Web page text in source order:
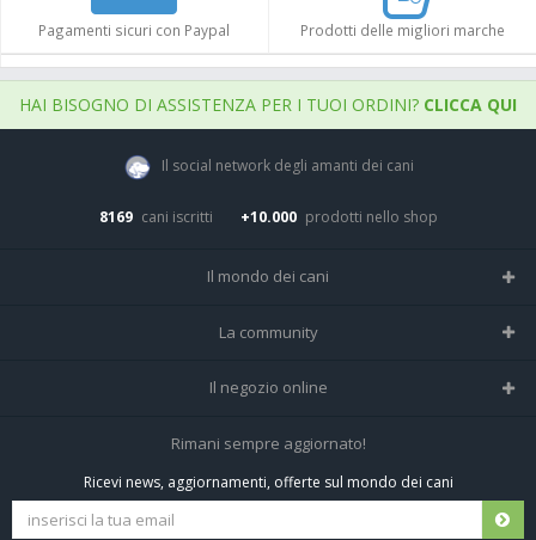
Pagamenti sicuri con Paypal Prodotti delle migliori marche
HAI BISOGNO DI ASSISTENZA PER I TUOI ORDINI? CLICCA QUI
Il social network degli amanti dei cani
8169 cani iscritti +10.000 prodotti nello shop
Il mondo dei cani
Tutte le razze
La community
Home
Tutti i cani iscritti
Il negozio online
Negozio per cani
Spedizioni e resi
Rimani sempre aggiornato!
Ricevi news, aggiornamenti, offerte sul mondo dei cani